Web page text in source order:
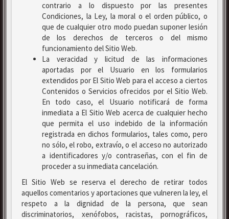
contrario a lo dispuesto por las presentes
Condiciones, la Ley, la moral o el orden público, o
que de cualquier otro modo puedan suponer lesión
de los derechos de terceros o del mismo
funcionamiento del Sitio Web.
La veracidad y licitud de las informaciones
aportadas por el Usuario en los formularios
extendidos por El Sitio Web para el acceso a ciertos
Contenidos o Servicios ofrecidos por el Sitio Web.
En todo caso, el Usuario notificará de forma
inmediata a El Sitio Web acerca de cualquier hecho
que permita el uso indebido de la información
registrada en dichos formularios, tales como, pero
no sólo, el robo, extravío, o el acceso no autorizado
a identificadores y/o contraseñas, con el fin de
proceder a su inmediata cancelación.
El Sitio Web se reserva el derecho de retirar todos
aquellos comentarios y aportaciones que vulneren la ley, el
respeto a la dignidad de la persona, que sean
discriminatorios, xenófobos, racistas, pornográficos,